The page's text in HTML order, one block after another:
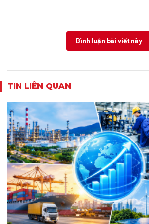
Bình luận bài viết này
TIN LIÊN QUAN